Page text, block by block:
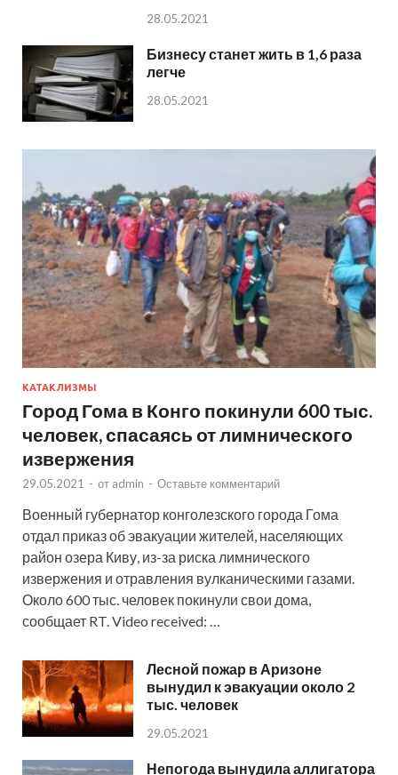
28.05.2021
Бизнесу станет жить в 1,6 раза
легче
28.05.2021
КАТАКЛИЗМЫ
Город Гома в Конго покинули 600 тыс.
человек, спасаясь от лимнического
извержения
29.05.2021 - от admin - Оставьте комментарий
Военный губернатор конголезского города Гома
отдал приказ об эвакуации жителей, населяющих
район озера Киву, из-за риска лимнического
извержения и отравления вулканическими газами.
Около 600 тыс. человек покинули свои дома,
сообщает RT. Video received: …
Лесной пожар в Аризоне
вынудил к эвакуации около 2
тыс. человек
29.05.2021
Непогода вынудила аллигатора